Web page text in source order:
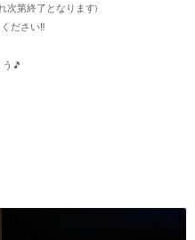
次第終了となります)
ださい‼️
🎵